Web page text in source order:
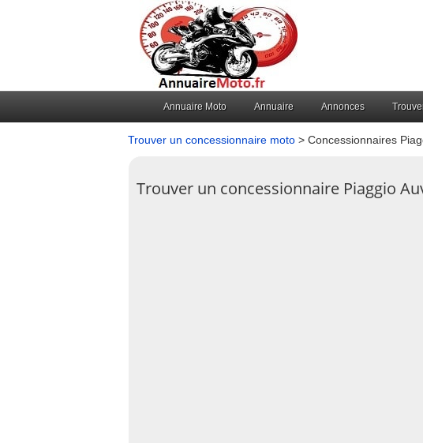
Annuaire Moto Annuaire Annonces
Trouver un concessionnaire moto > Concessionnaires
Trouver un concessionnaire Piaggio